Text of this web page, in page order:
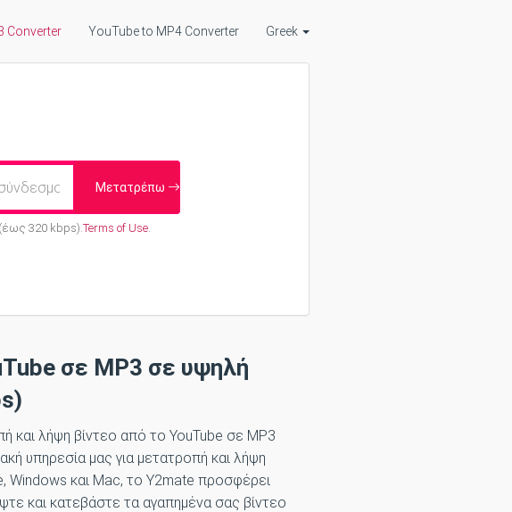
Converter YouTube to MP4 Converter Greek
Μετατρέπω
320 kbps).Terms of Use.
σε MP3 σε υψηλή
και λήψη βίντεο από το YouTube σε MP3
υπηρεσία μας για μετατροπή και λήψη
Windows και Mac, το Y2mate προσφέρει
και κατεβάστε τα αγαπημένα σας βίντεο